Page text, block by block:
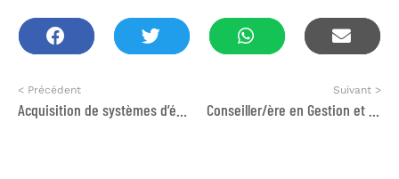
< Précédent Suivant >